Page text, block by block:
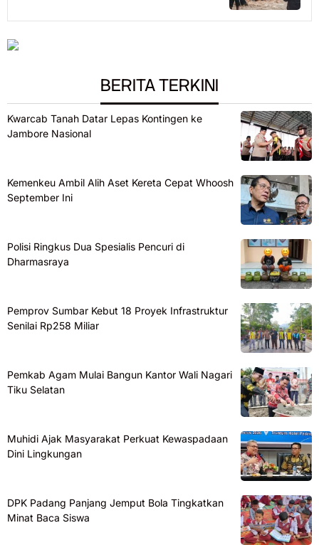
BERITA TERKINI
Kwarcab Tanah Datar Lepas Kontingen ke
Jambore Nasional
Kemenkeu Ambil Alih Aset Kereta Cepat Whoosh
September Ini
Polisi Ringkus Dua Spesialis Pencuri di
Dharmasraya
Pemprov Sumbar Kebut 18 Proyek Infrastruktur
Senilai Rp258 Miliar
Pemkab Agam Mulai Bangun Kantor Wali Nagari
Tiku Selatan
Muhidi Ajak Masyarakat Perkuat Kewaspadaan
Dini Lingkungan
DPK Padang Panjang Jemput Bola Tingkatkan
Minat Baca Siswa